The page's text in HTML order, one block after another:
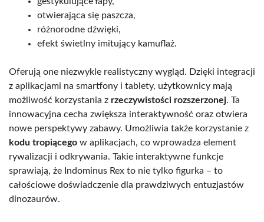
otwierająca się paszcza,
różnorodne dźwięki,
efekt świetlny imitujący kamuflaż.
Oferują one niezwykle realistyczny wygląd. Dzięki integracji
z aplikacjami na smartfony i tablety, użytkownicy mają
możliwość korzystania z rzeczywistości rozszerzonej. Ta
innowacyjna cecha zwiększa interaktywność oraz otwiera
nowe perspektywy zabawy. Umożliwia także korzystanie z
kodu tropiącego w aplikacjach, co wprowadza element
rywalizacji i odkrywania. Takie interaktywne funkcje
sprawiają, że Indominus Rex to nie tylko figurka – to
całościowe doświadczenie dla prawdziwych entuzjastów
dinozaurów.